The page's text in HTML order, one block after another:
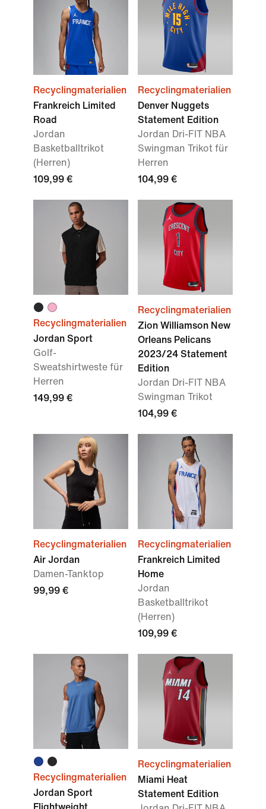
Recyclingmaterialien
Frankreich Limited
Road
Jordan
Basketballtrikot
(Herren)
109,99 €
Recyclingmaterialien
Denver Nuggets
Statement Edition
Jordan Dri-FIT NBA
Swingman Trikot für
Herren
104,99 €
Recyclingmaterialien
Jordan Sport
Golf-
Sweatshirtweste für
Herren
149,99 €
Recyclingmaterialien
Zion Williamson New
Orleans Pelicans
2023/24 Statement
Edition
Jordan Dri-FIT NBA
Swingman Trikot
104,99 €
Recyclingmaterialien
Air Jordan
Damen-Tanktop
99,99 €
Recyclingmaterialien
Frankreich Limited
Home
Jordan
Basketballtrikot
(Herren)
109,99 €
Recyclingmaterialien
Jordan Sport
Flightweight
Recyclingmaterialien
Miami Heat
Statement Edition